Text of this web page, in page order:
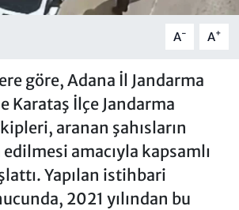
A- A+
göre, Adana İl Jandarma
Karataş İlçe Jandarma
aranan şahısların
amacıyla kapsamlı
Yapılan istihbari
2021 yılından bu